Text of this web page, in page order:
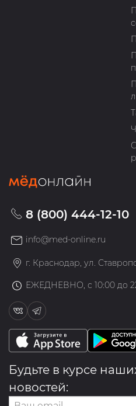
8 (800) 444-12-10
info@med-online.ru
г. Краснодар, ул.
ЕЖЕДНЕВНО, с 10:00 до
Будьте в курсе
новостей: